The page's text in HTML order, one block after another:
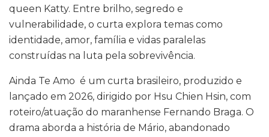
queen Katty. Entre brilho, segredo e
vulnerabilidade, o curta explora temas como
identidade, amor, família e vidas paralelas
construídas na luta pela sobrevivência.
Ainda Te Amo é um curta brasileiro, produzido e
lançado em 2026, dirigido por Hsu Chien Hsin, com
roteiro/atuação do maranhense Fernando Braga. O
drama aborda a história de Mário, abandonado